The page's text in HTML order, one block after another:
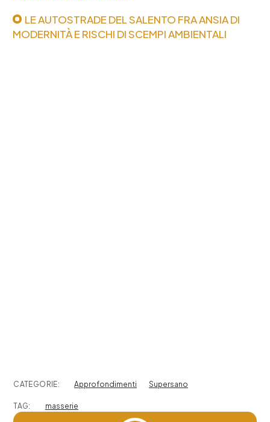
LE AUTOSTRADE DEL SALENTO FRA ANSIA DI
MODERNITÀ E RISCHI DI SCEMPI AMBIENTALI
CATEGORIE: Approfondimenti Supersano
TAG: masserie